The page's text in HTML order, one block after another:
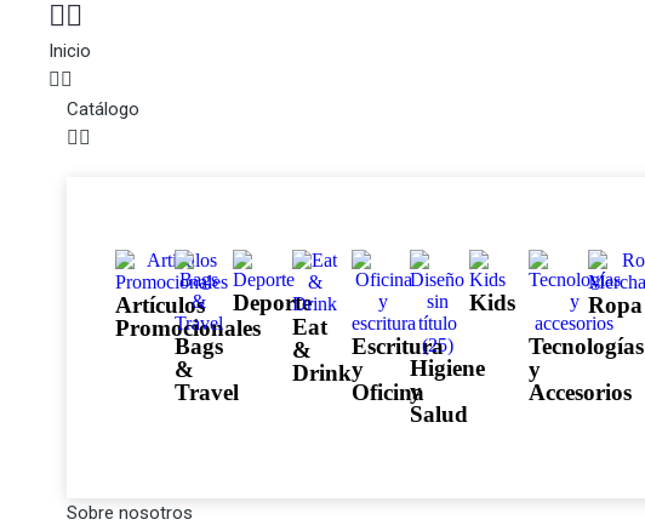
Inicio
Catálogo
Artículos
Promocionales
Bags
&
Travel
Deporte
Eat
&
Drink
Escritura
y
Oficina
Higiene
y
Salud
Kids
Tecnologías
y
Accesorios
Ropa
Sobre nosotros